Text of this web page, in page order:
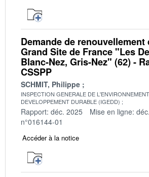
Demande de renouvellement
Grand Site de France "Les
Blanc-Nez, Gris-Nez" (62) -
CSSPP
SCHMIT, Philippe
INSPECTION GENERALE DE
DEVELOPPEMENT DURABLE (IGEDD)
Rapport: déc. 2025 Mise en ligne:
n°016144-01
Accéder à la notice